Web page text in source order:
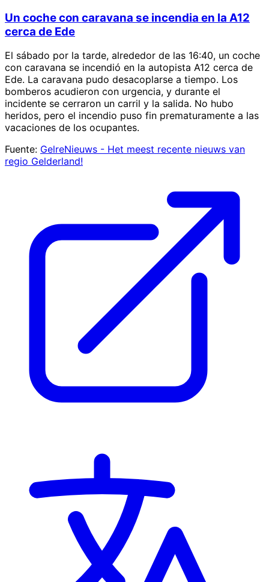
Un coche con caravana se incendia en la A12
cerca de Ede
El sábado por la tarde, alrededor de las 16:40, un coche
con caravana se incendió en la autopista A12 cerca de
Ede. La caravana pudo desacoplarse a tiempo. Los
bomberos acudieron con urgencia, y durante el
incidente se cerraron un carril y la salida. No hubo
heridos, pero el incendio puso fin prematuramente a las
vacaciones de los ocupantes.
Fuente: GelreNieuws - Het meest recente nieuws van
regio Gelderland!